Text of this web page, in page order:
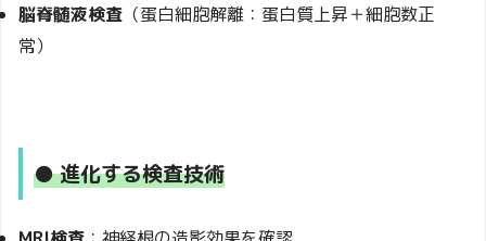
脳脊髄液検査 （蛋白細胞解離：蛋白質上昇＋細胞数正
常）
● 進化する検査技術